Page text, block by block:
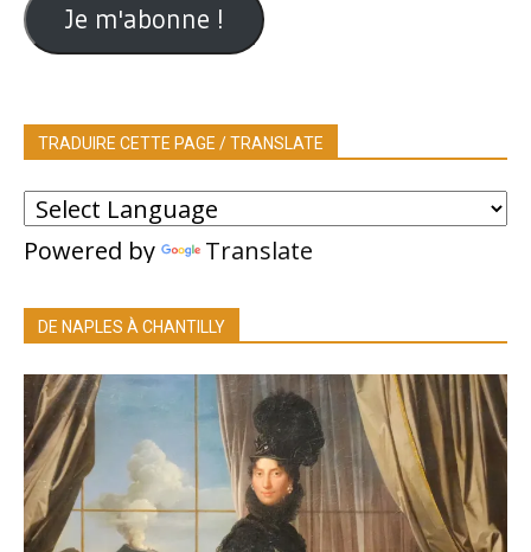
Je m'abonne !
TRADUIRE CETTE PAGE / TRANSLATE
Powered by Translate
DE NAPLES À CHANTILLY